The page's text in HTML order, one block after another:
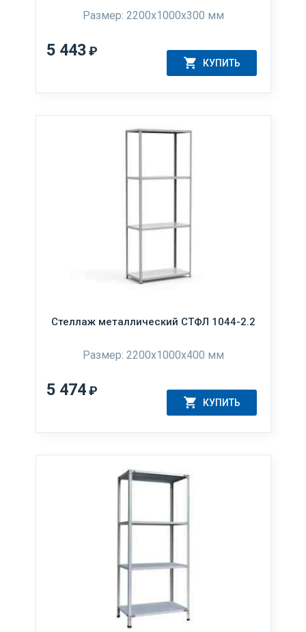
Размер: 2200х1000х300 мм
5 443₽
КУПИТЬ
Стеллаж металлический СТФЛ 1044-2.2
Размер: 2200х1000х400 мм
5 474₽
КУПИТЬ